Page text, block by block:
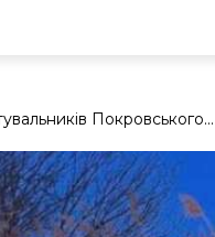
Покровського...